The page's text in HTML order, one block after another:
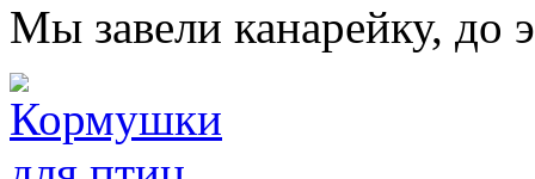
Мы завели канарейку, до